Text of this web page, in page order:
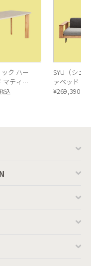
ク ハー
マティエ
ングテ
税込
SYU（シュ
ァベッド（
ル）190cm
¥269,390